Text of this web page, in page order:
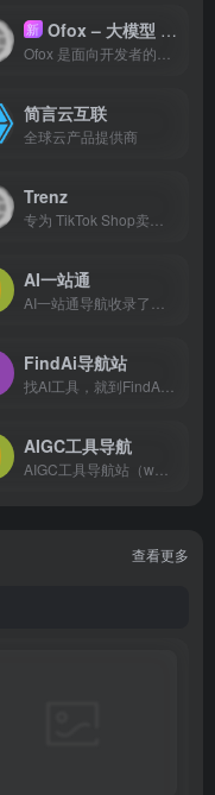
新 Ofox – 大模型 API 聚合平台
简言云互联
全球云产品提供商
Trenz
AI一站通
FindAi导航站
AIGC工具导航
查看更多